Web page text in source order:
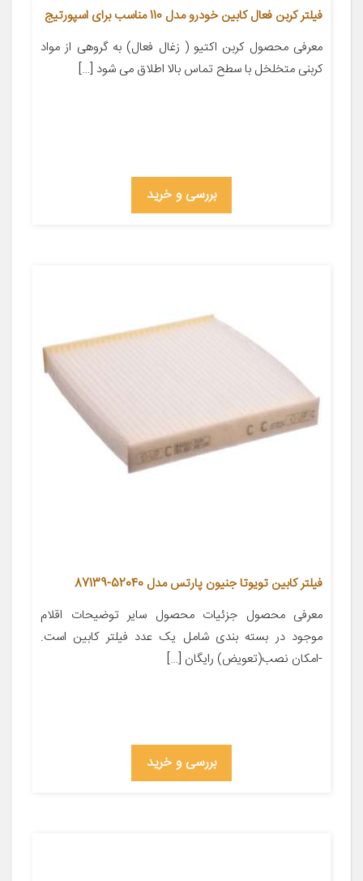
فیلتر کربن فعال کابین خودرو مدل 110 مناسب برای اسپورتیج
معرفی محصول کربن اکتیو ( زغال فعال) به گروهی از مواد
کربنی متخلخل با سطح تماس بالا اطلاق می شود […]
بررسی و خرید
فیلتر کابین تویوتا جنیون پارتس مدل 52040-87139
معرفی محصول جزئیات محصول سایر توضیحات اقلام
موجود در بسته بندی شامل یک عدد فیلتر کابین است.
-امکان نصب(تعویض) رایگان […]
بررسی و خرید